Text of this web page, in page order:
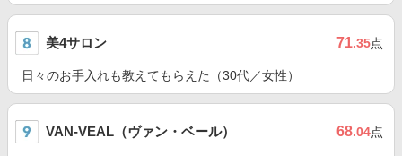
美4サロン 71.35点
日々のお手入れも教えてもらえた（30代／女性）
VAN-VEAL（ヴァン・ベール） 68.04点